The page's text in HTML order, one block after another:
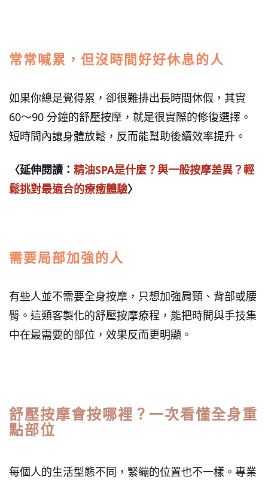
常常喊累，但沒時間好好休息的人
如果你總是覺得累，卻很難排出長時間休假，其實
60～90 分鐘的舒壓按摩，就是很實際的修復選擇。
短時間內讓身體放鬆，反而能幫助後續效率提升。
〈延伸閱讀： 精油SPA是什麼？與一般按摩差異？輕
鬆挑對最適合的療癒體驗〉
需要局部加強的人
有些人並不需要全身按摩，只想加強肩頸、背部或腰
臀。這類客製化的舒壓按摩療程，能把時間與手技集
中在最需要的部位，效果反而更明顯。
舒壓按摩會按哪裡？一次看懂全身重
點部位
每個人的生活型態不同，緊繃的位置也不一樣。專業